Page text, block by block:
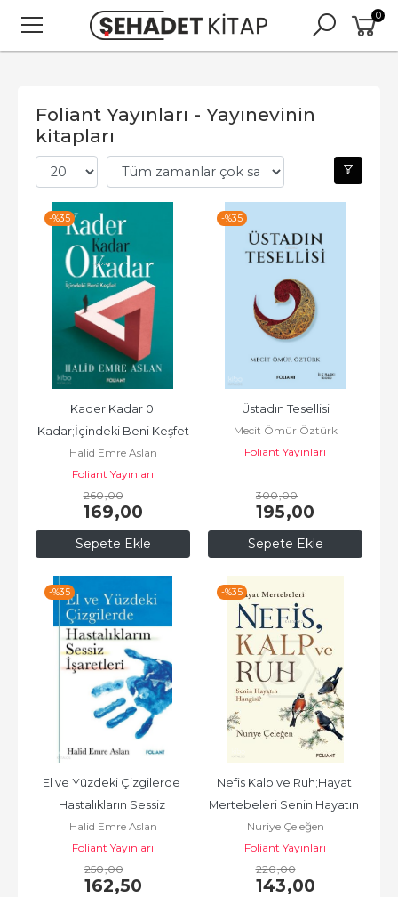
0
Foliant Yayınları - Yayınevinin
kitapları
-%35
Sepete Ekle
Kader Kadar 0
Kadar;İçindeki Beni Keşfet
Halid Emre Aslan
Foliant Yayınları
260,00
169,00
-%35
Sepete Ekle
Üstadın Tesellisi
Mecit Ömür Öztürk
Foliant Yayınları
300,00
195,00
-%35
El ve Yüzdeki Çizgilerde
Hastalıkların Sessiz
İşaretleri
Halid Emre Aslan
Foliant Yayınları
250,00
162,50
-%35
Nefis Kalp ve Ruh;Hayat
Mertebeleri Senin Hayatın
Hangisi?
Nuriye Çeleğen
Foliant Yayınları
220,00
143,00